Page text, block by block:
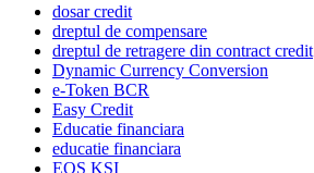
dosar credit
dreptul de compensare
dreptul de retragere din contract credit
Dynamic Currency Conversion
e-Token BCR
Easy Credit
Educatie financiara
educatie financiara
EOS KSI